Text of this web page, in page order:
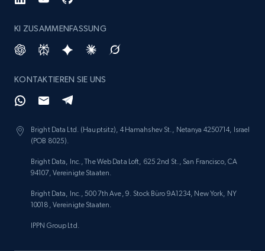
KI ZUSAMMENFASSUNG
KONTAKTIEREN SIE UNS
Bright Data Ltd. (Hauptsitz), 4 Hamahshev St., Netanya 4250714, Israel
(POB 8025).
Bright Data, Inc., The Web Data Loft, 625 2nd St., San Francisco, CA
94107, Vereinigte Staaten.
Bright Data, Inc., 500 7th Ave, 9. Stock Büro 9A1234, New York, NY
10018, Vereinigte Staaten.
IPPN Group Ltd.